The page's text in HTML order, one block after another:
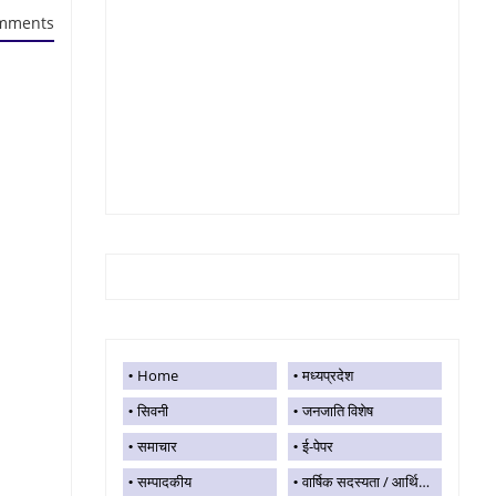
Home
मध्यप्रदेश
सिवनी
जनजाति विशेष
समाचार
ई-पेपर
सम्पादकीय
वार्षिक सदस्यता / आर्थिक सहयोग